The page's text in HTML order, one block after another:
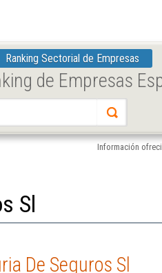
Ranking Sectorial de Empresas
de Empresas
Información
Sl
De Seguros Sl